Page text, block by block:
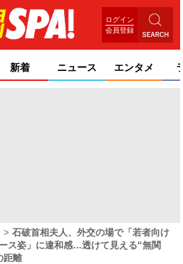
ログイン
会員登録
新着 ニュース エンタメ
石破首相夫人、外交の場で「若者向け
ス姿」に違和感…透けて見える“無関
距離